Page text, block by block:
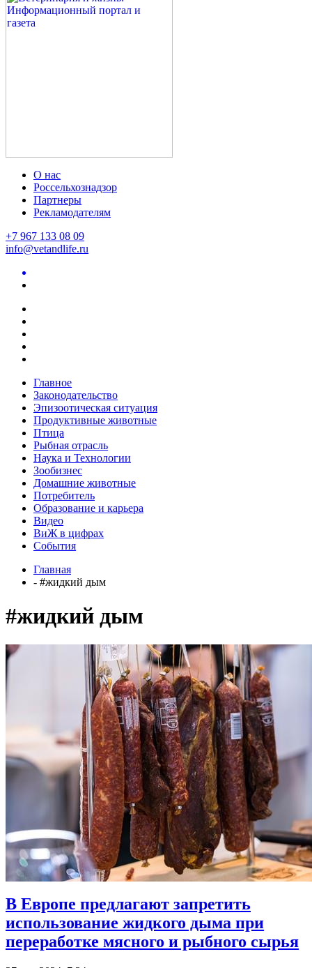
О нас
Россельхознадзор
Партнеры
Рекламодателям
+7 967 133 08 09
info@vetandlife.ru
Главное
Законодательство
Эпизоотическая ситуация
Продуктивные животные
Птица
Рыбная отрасль
Наука и Технологии
Зообизнес
Домашние животные
Потребитель
Образование и карьера
Видео
ВиЖ в цифрах
События
Главная
- #жидкий дым
#жидкий дым
В Европе предлагают запретить
использование жидкого дыма при
переработке мясного и рыбного сырья